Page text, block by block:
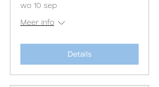
wo 10 sep
Meer info
Details